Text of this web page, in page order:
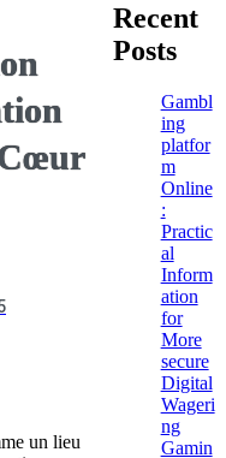
un lieu
Recent
Posts
Gambl
ing
platfor
m
Online
:
Practic
al
Inform
ation
for
More
secure
Digital
Wageri
ng
Gamin